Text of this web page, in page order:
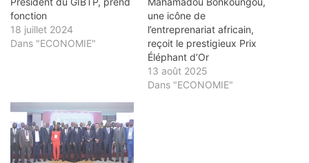
fonction
18 juillet 2024
Dans "ECONOMIE"
une icône de
l’entreprenariat africain,
reçoit le prestigieux Prix
Éléphant d’Or
13 août 2025
Dans "ECONOMIE"